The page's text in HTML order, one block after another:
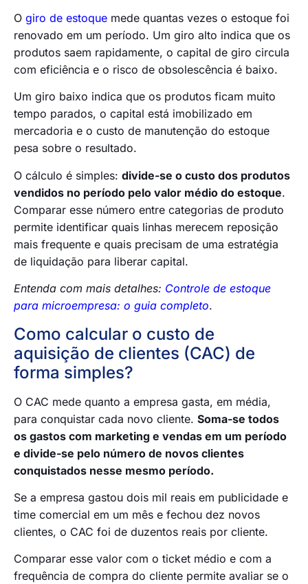
O giro de estoque mede quantas vezes o estoque foi
renovado em um período. Um giro alto indica que os
produtos saem rapidamente, o capital de giro circula
com eficiência e o risco de obsolescência é baixo.
Um giro baixo indica que os produtos ficam muito
tempo parados, o capital está imobilizado em
mercadoria e o custo de manutenção do estoque
pesa sobre o resultado.
O cálculo é simples: divide-se o custo dos produtos
vendidos no período pelo valor médio do estoque.
Comparar esse número entre categorias de produto
permite identificar quais linhas merecem reposição
mais frequente e quais precisam de uma estratégia
de liquidação para liberar capital.
Entenda com mais detalhes: Controle de estoque
para microempresa: o guia completo.
Como calcular o custo de
aquisição de clientes (CAC) de
forma simples?
O CAC mede quanto a empresa gasta, em média,
para conquistar cada novo cliente. Soma-se todos
os gastos com marketing e vendas em um período
e divide-se pelo número de novos clientes
conquistados nesse mesmo período.
Se a empresa gastou dois mil reais em publicidade e
time comercial em um mês e fechou dez novos
clientes, o CAC foi de duzentos reais por cliente.
Comparar esse valor com o ticket médio e com a
frequência de compra do cliente permite avaliar se o